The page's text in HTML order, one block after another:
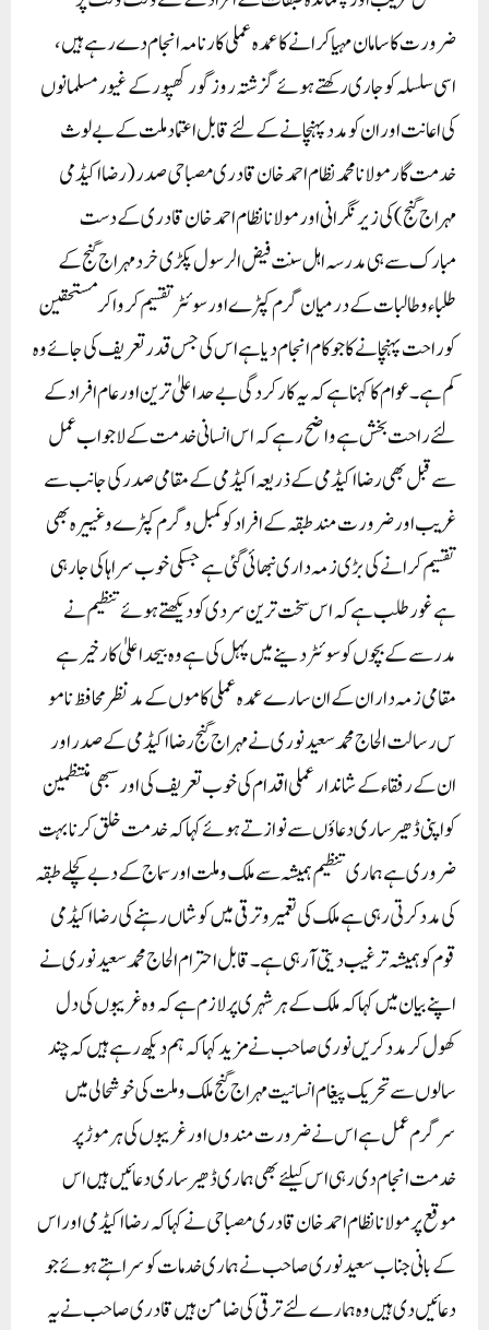
ضرورت کا سامان مہیا کرا نے کا عمدہ عملی کارنامہ انجام دے رہے ہیں،
اسی سلسلہ کو جاری رکھتے ہوئے گز شتہ روز گورکھپور کے غیور مسلمانوں
کی اعانت اور ان کو مدد پہنچانے کے لئے قابل اعتماد ملت کے بے لوث
خدمت گار مولانا محمد نظام احمد خان قادری مصباحی صدر (رضااکیڈمی
مہراج گنج) کی زیر نگرانی اور مولانا نظام احمد خان قادری کے دست
مبارک سے ہی مدرسہ اہل سنت فیض الرسول پکڑی خرد مہراج گنج کے
طلباء و طالبات کے درمیان گرم کپڑے اور سوئٹر تقسیم کروا کر مستحقین
کو راحت پہنچانے کا جو کام انجام دیا ہے اس کی جس قدر تعریف کی جائے وہ
کم ہے۔ عوام کا کہنا ہے کہ یہ کارکردگی بے حد اعلیٰ ترین اور عام افراد کے
لئے راحت بخش ہے واضح رہے کہ اس انسانی خدمت کے لاجواب عمل
سے قبل بھی رضااکیڈمی کے ذریعہ اکیڈمی کے مقامی صدر کی جانب سے
غریب اور ضرورت مند طبقہ کے افراد کو کمبل و گرم کپڑے و غییرہ بھی
تقسیم کر ا نے کی بڑی زمہ داری نبھائی گئی ہے جسکی خوب سراہا کی جا رہی
ہے غور طلب ہے کہ اس سخت ترین سردی کو دیکھتے ہوئے تنظیم نے
مدرسے کے بچوں کو سوئٹر دینے میں پہل کی ہے وہ بیحد اعلیٰ کار خیر ہے
مقامی زمہ داران کے ان سارے عمدہ عملی کاموں کے مد نظر محافظ نامو
س رسالت الحاج محمد سعید نوری نے مہراج گنج رضااکیڈمی کے صدر اور
ان کے رفقاء کے شاندار عملی اقدام کی خوب تعریف کی اور سبھی منتظمین
کو اپنی ڈھیر ساری دعاؤں سے نوازتے ہوئے کہا کہ خدمت خلق کرنا بہت
ضروری ہے ہماری تنظیم ہمیشہ سے ملک و ملت اور سماج کے دبے کچلے طبقہ
کی مدد کرتی رہی ہے ملک کی تعمیر وترقی میں کوشاں رہنے کی رضااکیڈمی
قوم کو ہمیشہ ترغیب دیتی آ رہی ہے۔ قابل احترام الحاج محمد سعید نوری نے
اپنے بیان میں کہا کہ ملک کے ہر شہری پر لازم ہے کہ وہ غریبوں کی دل
کھول کر مدد کریں نوری صاحب نے مزید کہا کہ ہم دیکھ رہے ہیں کہ چند
سالوں سے تحریک پیغام انسانیت مہراج گنج ملک و ملت کی خوشحالی میں
سرگرم عمل ہے اس نے ضرورت مندوں اور غریبوں کی ہر موڑ پر
خدمت انجام دی رہی اس کیلئے بھی ہماری ڈھیر ساری دعائیں ہیں اس
موقع پر مولانا نظام احمد خان قادری مصباحی نے کہا کہ رضااکیڈمی اور اس
کے بانی جناب سعید نوری صاحب نے ہماری خدمات کو سراہتے ہوئے جو
دعائیں دی ہیں وہ ہمارے لئے ترقی کی ضامن ہیں قادری صاحب نے یہ